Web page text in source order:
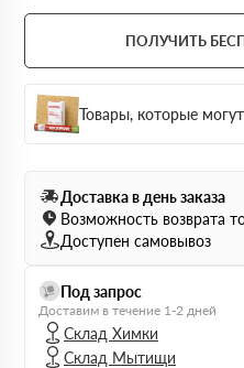
ПОЛУЧИТЬ
Товары, которые
Доставка в день заказа
Возможность возврата
Доступен самовывоз
Под запрос
Доставим в течение 1-2 дней
Склад Химки
Склад Мытищи